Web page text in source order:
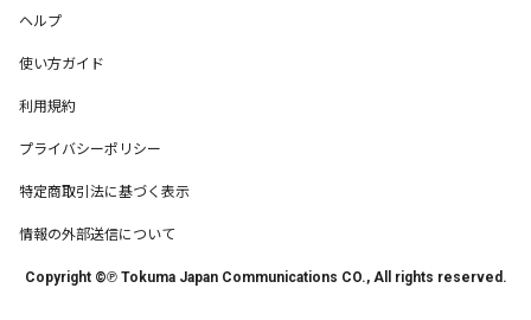
ヘルプ
使い方ガイド
利用規約
プライバシーポリシー
特定商取引法に基づく表示
情報の外部送信について
Copyright ©℗ Tokuma Japan Communications CO., All rights reserved.